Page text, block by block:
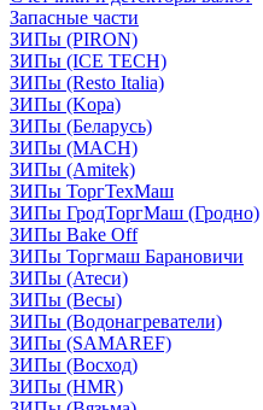
Запасные части
ЗИПы (PIRON)
ЗИПы (ICE TECH)
ЗИПы (Resto Italia)
ЗИПы (Kopa)
ЗИПы (Беларусь)
ЗИПы (MACH)
ЗИПы (Amitek)
ЗИПы ТоргТехМаш
ЗИПы ГродТоргМаш (Гродно)
ЗИПы Bake Off
ЗИПы Торгмаш Барановичи
ЗИПы (Атеси)
ЗИПы (Весы)
ЗИПы (Водонагреватели)
ЗИПы (SAMAREF)
ЗИПы (Восход)
ЗИПы (HMR)